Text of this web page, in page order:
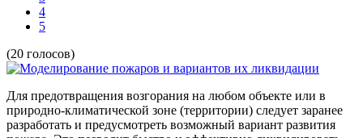
4
5
(20 голосов)
Для предотвращения возгорания на любом объекте или в
природно-климатической зоне (территории) следует заранее
разработать и предусмотреть возможный вариант развития